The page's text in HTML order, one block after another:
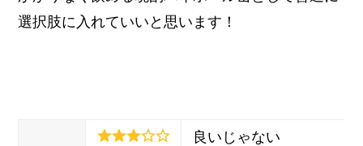
選択肢に入れていいと思います！
良いじゃない